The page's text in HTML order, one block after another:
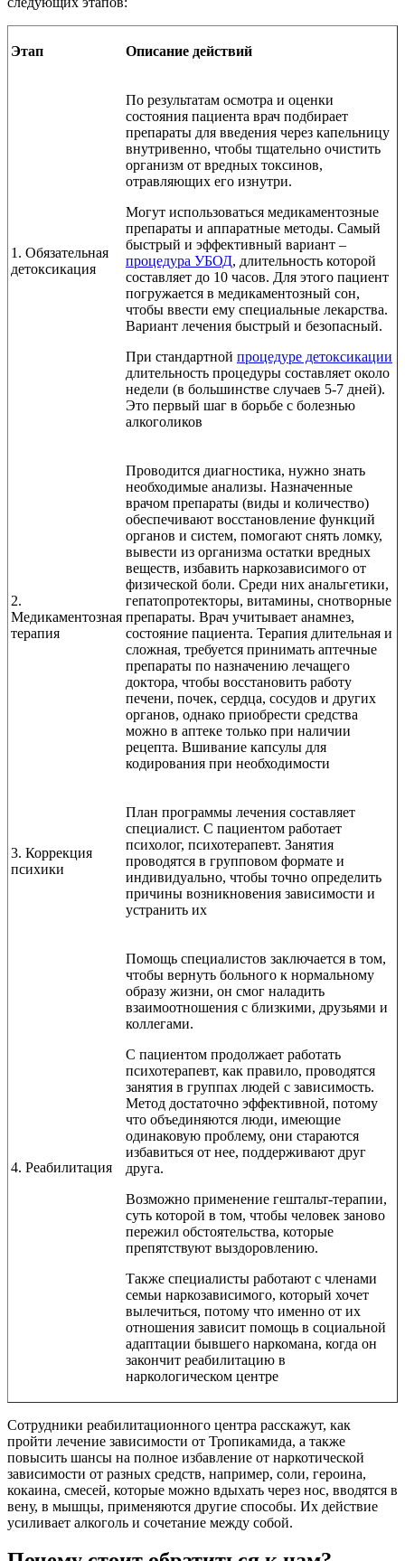
Этап Описание действий
1. Обязательная
детоксикация
По результатам осмотра и оценки
состояния пациента врач подбирает
препараты для введения через капельницу
внутривенно, чтобы тщательно очистить
организм от вредных токсинов,
отравляющих его изнутри.
Могут использоваться медикаментозные
препараты и аппаратные методы. Самый
быстрый и эффективный вариант –
процедура УБОД, длительность которой
составляет до 10 часов. Для этого пациент
погружается в медикаментозный сон,
чтобы ввести ему специальные лекарства.
Вариант лечения быстрый и безопасный.
При стандартной процедуре детоксикации
длительность процедуры составляет около
недели (в большинстве случаев 5-7 дней).
Это первый шаг в борьбе с болезнью
алкоголиков
2.
Медикаментозная
терапия
Проводится диагностика, нужно знать
необходимые анализы. Назначенные
врачом препараты (виды и количество)
обеспечивают восстановление функций
органов и систем, помогают снять ломку,
вывести из организма остатки вредных
веществ, избавить наркозависимого от
физической боли. Среди них анальгетики,
гепатопротекторы, витамины, снотворные
препараты. Врач учитывает анамнез,
состояние пациента. Терапия длительная и
сложная, требуется принимать аптечные
препараты по назначению лечащего
доктора, чтобы восстановить работу
печени, почек, сердца, сосудов и других
органов, однако приобрести средства
можно в аптеке только при наличии
рецепта. Вшивание капсулы для
кодирования при необходимости
3. Коррекция
психики
План программы лечения составляет
специалист. С пациентом работает
психолог, психотерапевт. Занятия
проводятся в групповом формате и
индивидуально, чтобы точно определить
причины возникновения зависимости и
устранить их
4. Реабилитация
Помощь специалистов заключается в том,
чтобы вернуть больного к нормальному
образу жизни, он смог наладить
взаимоотношения с близкими, друзьями и
коллегами.
С пациентом продолжает работать
психотерапевт, как правило, проводятся
занятия в группах людей с зависимость.
Метод достаточно эффективной, потому
что объединяются люди, имеющие
одинаковую проблему, они стараются
избавиться от нее, поддерживают друг
друга.
Возможно применение гештальт-терапии,
суть которой в том, чтобы человек заново
пережил обстоятельства, которые
препятствуют выздоровлению.
Также специалисты работают с членами
семьи наркозависимого, который хочет
вылечиться, потому что именно от их
отношения зависит помощь в социальной
адаптации бывшего наркомана, когда он
закончит реабилитацию в
наркологическом центре
Сотрудники реабилитационного центра расскажут, как
пройти лечение зависимости от Тропикамида, а также
повысить шансы на полное избавление от наркотической
зависимости от разных средств, например, соли, героина,
кокаина, смесей, которые можно вдыхать через нос, вводятся в
вену, в мышцы, применяются другие способы. Их действие
усиливает алкоголь и сочетание между собой.